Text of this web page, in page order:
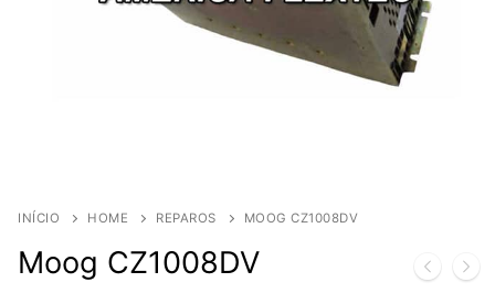
INÍCIO HOME REPAROS MOOG CZ1008DV
Moog CZ1008DV